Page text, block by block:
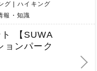
グ
ハイキング
報・知識
【SUWA
ョンパーク